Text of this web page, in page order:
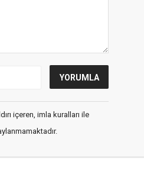
içeren, imla kuralları ile